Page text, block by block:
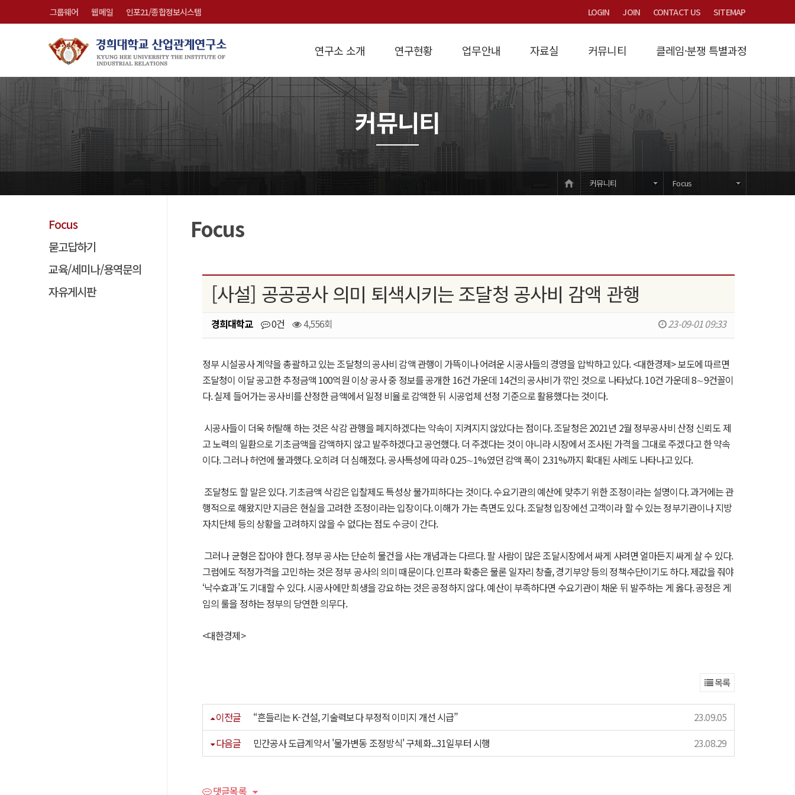
그룹웨어 웹메일 인포21/종합정보시스템 LOGIN JOIN CONTACT US SITEMAP
연구소 소개
인사말 개요 설립목적 연혁 조직도 연구실적 오시는 길
연구현황
연구방향 경제정책연구 지역경제연구 경영진단연구 타당성검토 원가계산 건설클레임 교육/훈련학술
업무안내
학술연구용역 원가계산 계약금액조정 법원제3자감정 개발부담금 하수도세금감면
자료실
강의교재 경제지표/제비율 산연논총 논문집 법률/시행령/시행규칙 유권해석
커뮤니티
Focus 묻고답하기 교육/세미나/용역문의 자유게시판
클레임·분쟁 특별과정
과정소개 입학안내 강의교재 공지사항
커뮤니티
HOME 커뮤니티 Focus
Focus
묻고답하기
교육/세미나/용역문의
자유게시판
Focus
[사설] 공공공사 의미 퇴색시키는 조달청 공사비 감액 관행
경희대학교 0건 4,556회 23-09-01 09:33
정부 시설공사 계약을 총괄하고 있는 조달청의 공사비 감액 관행이 가뜩이나 어려운 시공사들의 경영을 압박하고 있다. <대한경제> 보도에 따르면
조달청이 이달 공고한 추정금액 100억원 이상 공사 중 정보를 공개한 16건 가운데 14건의 공사비가 깎인 것으로 나타났다. 10건 가운데 8∼9건꼴이
다. 실제 들어가는 공사비를 산정한 금액에서 일정 비율로 감액한 뒤 시공업체 선정 기준으로 활용했다는 것이다.
시공사들이 더욱 허탈해 하는 것은 삭감 관행을 폐지하겠다는 약속이 지켜지지 않았다는 점이다. 조달청은 2021년 2월 정부공사비 산정 신뢰도 제
고 노력의 일환으로 기초금액을 감액하지 않고 발주하겠다고 공언했다. 더 주겠다는 것이 아니라 시장에서 조사된 가격을 그대로 주겠다고 한 약속
이다. 그러나 허언에 불과했다. 오히려 더 심해졌다. 공사특성에 따라 0.25∼1%였던 감액 폭이 2.31%까지 확대된 사례도 나타나고 있다.
조달청도 할 말은 있다. 기초금액 삭감은 입찰제도 특성상 불가피하다는 것이다. 수요기관의 예산에 맞추기 위한 조정이라는 설명이다. 과거에는 관
행적으로 해왔지만 지금은 현실을 고려한 조정이라는 입장이다. 이해가 가는 측면도 있다. 조달청 입장에선 고객이라 할 수 있는 정부기관이나 지방
자치단체 등의 상황을 고려하지 않을 수 없다는 점도 수긍이 간다.
그러나 균형은 잡아야 한다. 정부 공사는 단순히 물건을 사는 개념과는 다르다. 팔 사람이 많은 조달시장에서 싸게 사려면 얼마든지 싸게 살 수 있다.
그럼에도 적정가격을 고민하는 것은 정부 공사의 의미 때문이다. 인프라 확충은 물론 일자리 창출, 경기부양 등의 정책수단이기도 하다. 제값을 줘야
‘낙수효과’도 기대할 수 있다. 시공사에만 희생을 강요하는 것은 공정하지 않다. 예산이 부족하다면 수요기관이 채운 뒤 발주하는 게 옳다. 공정은 게
임의 룰을 정하는 정부의 당연한 의무다.
<대한경제>
목록
이전글 “흔들리는 K-건설, 기술력보다 부정적 이미지 개선 시급”
23.09.05
다음글
민간공사 도급계약서 '물가변동 조정방식' 구체화...31일부터 시행 23.08.29
댓글목록